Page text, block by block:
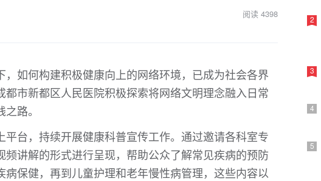
阅读 4398
如何构建积极健康向上的网络环境，已成为社会各界
市新都区人民医院积极探索将网络文明理念融入日常
路。
台，持续开展健康科普宣传工作。通过邀请各科室专
讲解的形式进行呈现，帮助公众了解常见疾病的预防
保健，再到儿童护理和老年慢性病管理，这些内容以
2
3
4
5